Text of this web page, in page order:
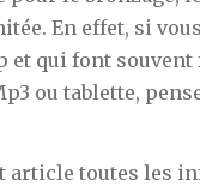
En effet, si
et qui font
ou tablette,
article toutes les